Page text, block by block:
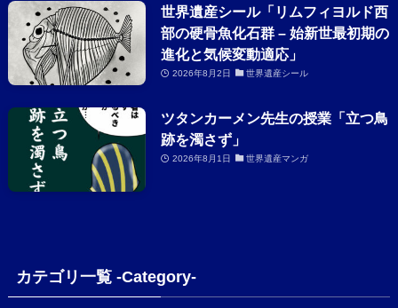
世界遺産シール「リムフィヨルド西
部の硬骨魚化石群 – 始新世最初期の
進化と気候変動適応」
2026年8月2日 世界遺産シール
ツタンカーメン先生の授業「立つ鳥
跡を濁さず」
2026年8月1日 世界遺産マンガ
カテゴリ一覧 -Category-